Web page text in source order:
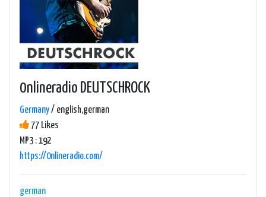
0nlineradio DEUTSCHROCK
Germany/ english,german
77 Likes
MP3 : 192
https://0nlineradio.com/
german